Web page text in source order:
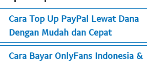
Cara Top Up PayPal Lewat Dana
Dengan Mudah dan Cepat
Cara Bayar OnlyFans Indonesia &